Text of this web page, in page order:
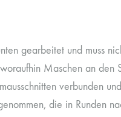
gearbeitet und muss
Maschen an den
verbunden
die in Runden